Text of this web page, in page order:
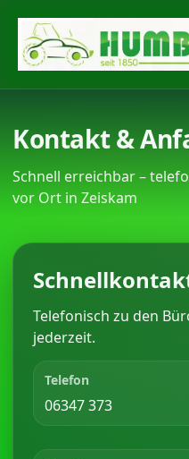
Kontakt &
Schnell erreichbar –
vor Ort in Zeiskam
Telefonisch zu den
jederzeit.
Telefon
06347 373